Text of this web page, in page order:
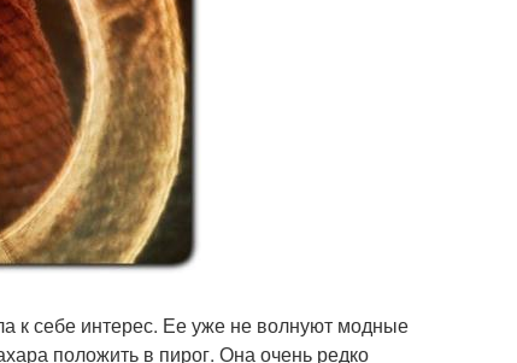
к себе интерес. Ее уже не волнуют модные
положить в пирог. Она очень редко